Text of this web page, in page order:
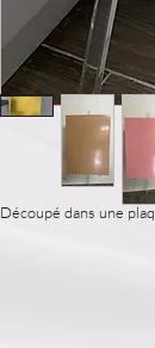
Découpé dans une